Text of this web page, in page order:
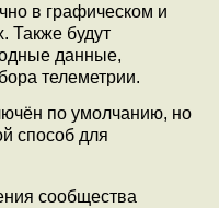
в графическом и
Также будут
данные,
телеметрии.
по умолчанию, но
способ для
сообщества